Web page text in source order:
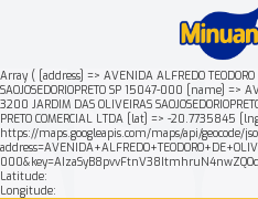
Array ( [address] => AVENIDA ALFREDO
SAOJOSEDORIOPRETO SP 15047-000 [name] =>
3200 JARDIM DAS OLIVEIRAS
PRETO COMERCIAL LTDA [lat] => -20.7735845
https://maps.googleapis.com/maps/api/geocode/
Latitude:
Longitude:
Mais buscados: Produtos